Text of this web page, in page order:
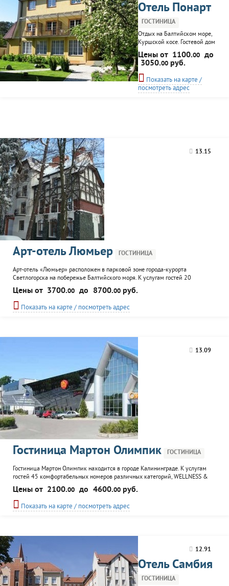
Отель Понарт
ГОСТИНИЦА
Отдых на Балтийском море,
Куршской косе. Гостевой дом
"Понарт" находится на
территории национального
парка "Куршская коса" в
посёлке Лесной, неподалеку
от соснового бора. Растояние
до моря 200 метров. Отель
площадка, библиотека,
Цены от 1100.00 до
3050.00 руб.
Показать на карте /
посмотреть адрес
13.15
Арт-отель Люмьер ГОСТИНИЦА
Арт-отель «Люмьер» расположен в парковой зоне города-курорта
Светлогорска на побережье Балтийского моря. К услугам гостей 20
оригинальных комфортабельных номеров с удобствами, арт-кафе,
конференц-зал, организация экскурсий, услуги прачечной и отличный
релакс-комплекс. Возможен трансферт от аэропорта и вокзала.
Цены от 3700.00 до 8700.00 руб.
Показать на карте / посмотреть адрес
13.09
Гостиница Мартон Олимпик ГОСТИНИЦА
Гостиница Мартон Олимпик находится в городе Калининграде. К услугам
гостей 45 комфортабельных номеров различных категорий, WELLNESS &
SPA центр, аквапарк, боулинг, бильярд, дартс-клуб, а так же ресторан, паб,
коктейль-бар и клуб.
Цены от 2100.00 до 4600.00 руб.
Показать на карте / посмотреть адрес
12.91
Отель Самбия
ГОСТИНИЦА